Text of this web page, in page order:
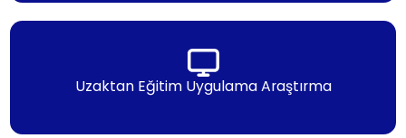
Uzaktan Eğitim Uygulama Araştırma